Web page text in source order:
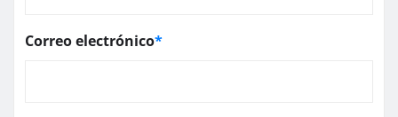
Correo electrónico*